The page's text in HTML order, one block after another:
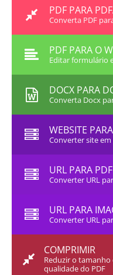
PDF PARA
Converta PDF
PDF PARA O
Editar formulário
DOCX PARA
Converta Docx
WEBSITE
Converter site em
URL PARA PDF
Converter URL
URL PARA
Converter URL
COMPRIMIR
Reduzir o
qualidade do PDF